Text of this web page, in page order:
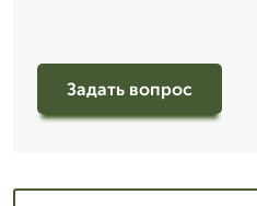
Задать вопрос